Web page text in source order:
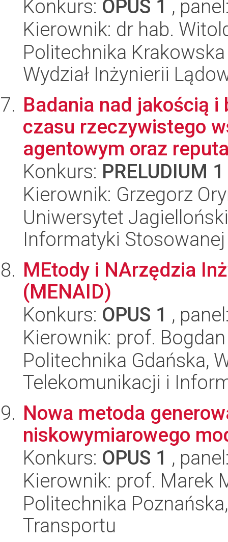
Konkurs: OPUS 1 ,
Kierownik: dr hab.
Politechnika
Wydział Inżynierii
Badania nad jakością
czasu rzeczywistego
agentowym oraz
Konkurs: PRELUDIUM 1
Kierownik: Grzegorz
Uniwersytet
Informatyki Stosowanej
MEtody i NArzędzia
(MENAID)
Konkurs: OPUS 1 ,
Kierownik: prof.
Politechnika Gdańska,
Telekomunikacji i
Nowa metoda
niskowymiarowego
Konkurs: OPUS 1 ,
Kierownik: prof. Marek
Politechnika
Transportu